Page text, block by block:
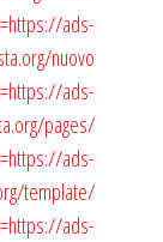
ads-
nuovo
ads-
pages/
ads-
template/
ads-